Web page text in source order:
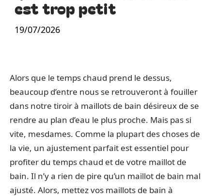
est trop petit
19/07/2026
Alors que le temps chaud prend le dessus,
beaucoup d’entre nous se retrouveront à fouiller
dans notre tiroir à maillots de bain désireux de se
rendre au plan d’eau le plus proche. Mais pas si
vite, mesdames. Comme la plupart des choses de
la vie, un ajustement parfait est essentiel pour
profiter du temps chaud et de votre maillot de
bain. Il n’y a rien de pire qu’un maillot de bain mal
ajusté. Alors, mettez vos maillots de bain à